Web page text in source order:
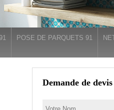
POSE DE PARQUETS 91
Demande de